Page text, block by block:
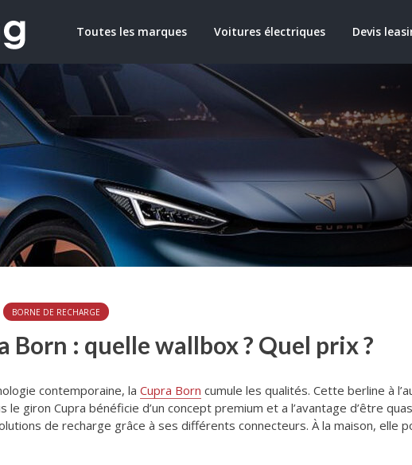
Toutes les marques Voitures électriques Devis
BORNE DE RECHARGE
Born : quelle wallbox ? Quel prix ?
contemporaine, la Cupra Born cumule les qualités. Cette berline à
giron Cupra bénéficie d’un concept premium et a l’avantage d’être
de recharge grâce à ses différents connecteurs. À la maison, elle